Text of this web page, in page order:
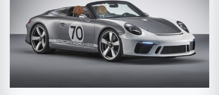
mașini
sport
concept